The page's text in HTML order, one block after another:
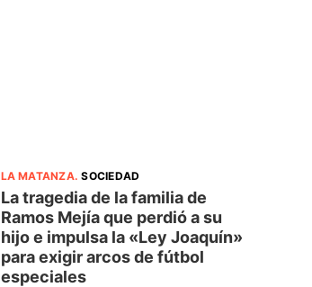
LA MATANZA.SOCIEDAD
La tragedia de la familia de
Ramos Mejía que perdió a su
hijo e impulsa la «Ley Joaquín»
para exigir arcos de fútbol
especiales